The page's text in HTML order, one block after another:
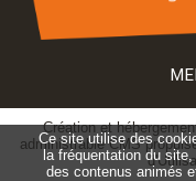
Création et
administrable CMS
Ce site utilise des
la fréquentation du
des contenus animés